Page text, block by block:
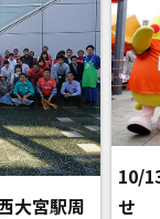
大宮駅周
10/
せ